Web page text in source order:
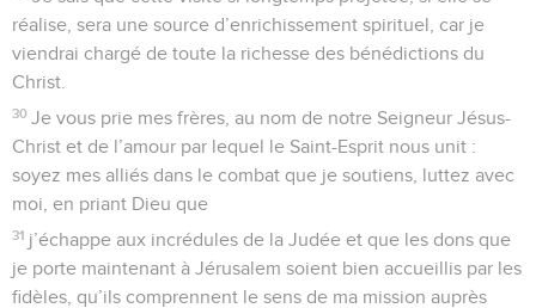
réalise, sera une source d’enrichissement spirituel, car je
viendrai chargé de toute la richesse des bénédictions du
Christ.
30 Je vous prie mes frères, au nom de notre Seigneur Jésus-
Christ et de l’amour par lequel le Saint-Esprit nous unit :
soyez mes alliés dans le combat que je soutiens, luttez avec
moi, en priant Dieu que
31 j’échappe aux incrédules de la Judée et que les dons que
je porte maintenant à Jérusalem soient bien accueillis par les
fidèles, qu’ils comprennent le sens de ma mission auprès